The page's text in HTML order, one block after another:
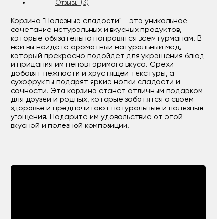
Отзывы (3)
Корзина "Полезные сладости" - это уникальное
сочетание натуральных и вкусных продуктов,
которые обязательно понравятся всем гурманам. В
ней вы найдете ароматный натуральный мед,
который прекрасно подойдет для украшения блюд
и придания им неповторимого вкуса. Орехи
добавят нежности и хрустящей текстуры, а
сухофрукты подарят яркие нотки сладости и
сочности. Эта корзина станет отличным подарком
для друзей и родных, которые заботятся о своем
здоровье и предпочитают натуральные и полезные
угощения. Подарите им удовольствие от этой
вкусной и полезной композиции!